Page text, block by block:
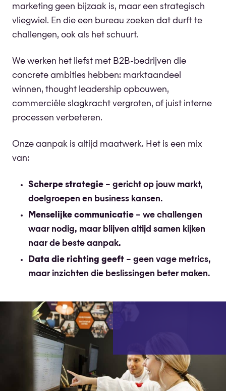
marketing geen bijzaak is, maar een strategisch
vliegwiel. En die een bureau zoeken dat durft te
challengen, ook als het schuurt.
We werken het liefst met B2B-bedrijven die
concrete ambities hebben: marktaandeel
winnen, thought leadership opbouwen,
commerciële slagkracht vergroten, of juist interne
processen verbeteren.
Onze aanpak is altijd maatwerk. Het is een mix
van:
Scherpe strategie – gericht op jouw markt,
doelgroepen en business kansen.
Menselijke communicatie – we challengen
waar nodig, maar blijven altijd samen kijken
naar de beste aanpak.
Data die richting geeft – geen vage metrics,
maar inzichten die beslissingen beter maken.